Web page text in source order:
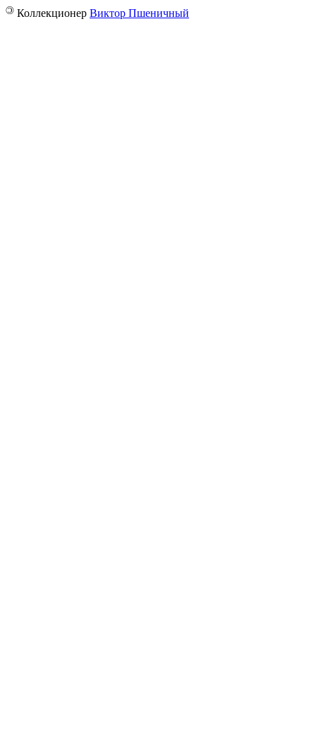
© Коллекционер Виктор Пшеничный